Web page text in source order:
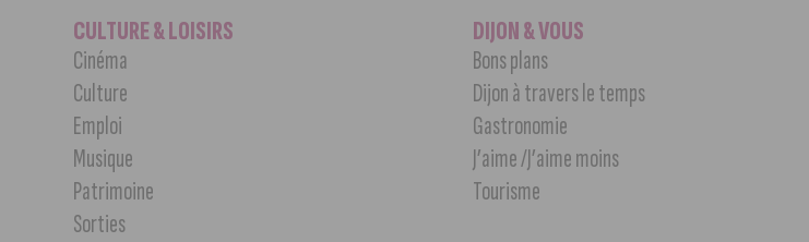
CULTURE & LOISIRS
Cinéma
Culture
Emploi
Musique
Patrimoine
Sorties
DIJON & VOUS
Bons plans
Dijon à travers le temps
Gastronomie
J’aime /J’aime moins
Tourisme